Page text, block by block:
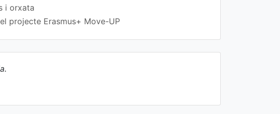
i orxata
projecte Erasmus+ Move-UP